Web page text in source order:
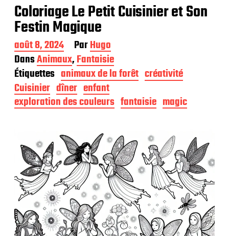
Coloriage Le Petit Cuisinier et Son
Festin Magique
D
a
t
e
d
e
p
t
o
n
août 8, 2024 ParHugo
DansAnimaux,Fantaisie
Étiquettes animaux de la forêt créativité
Cuisinier dîner enfant
exploration des couleurs fantaisie magic